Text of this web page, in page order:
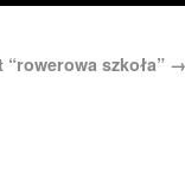
“rowerowa szkoła” →